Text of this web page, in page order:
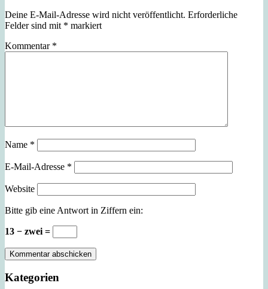
Deine E-Mail-Adresse wird nicht veröffentlicht. Erforderliche
Felder sind mit * markiert
Kommentar *
Name *
E-Mail-Adresse *
Website
Bitte gib eine Antwort in Ziffern ein:
13 − zwei =
Kategorien